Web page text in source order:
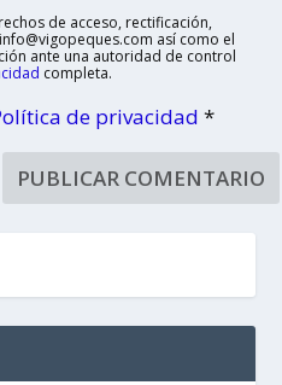
de acceso, rectificación,
así como el
ante una autoridad de control
completa.
de privacidad*